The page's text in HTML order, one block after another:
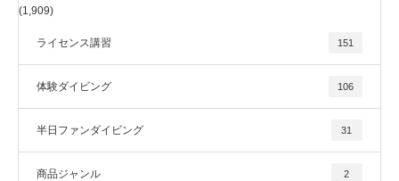
(1,909)
ライセンス講習 151
体験ダイビング 106
半日ファンダイビング 31
商品ジャンル 2